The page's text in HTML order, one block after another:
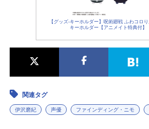
【グッズ-キーホルダー】呪術廻戦 ふわコロ
キーホルダー【アニメイト特典付】
関連タグ
伊沢磨紀 声優 ファインディング・ニモ